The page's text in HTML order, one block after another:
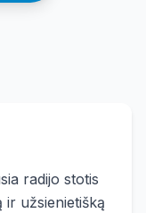
radijo stotis
ir užsienietišką